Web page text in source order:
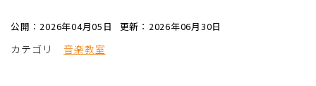
公開：2026年04月05日 更新：2026年06月30日
カテゴリ 音楽教室